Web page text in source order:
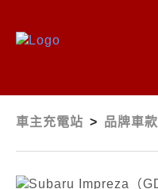
車主充電站 > 品牌車款